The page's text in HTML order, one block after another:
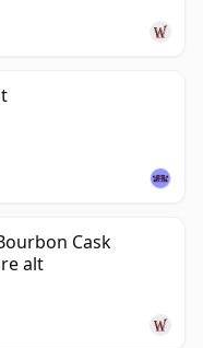
Cask
alt